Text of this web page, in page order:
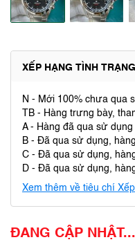
XẾP HẠNG TÌNH
N - Mới 100% chưa qua
TB - Hàng trưng bày,
A - Hàng đã qua sử
B - Đã qua sử dụng,
C - Đã qua sử dụng,
D - Đã qua sử dụng,
Xem thêm về tiêu chí
ĐANG CẬP NHẬT...